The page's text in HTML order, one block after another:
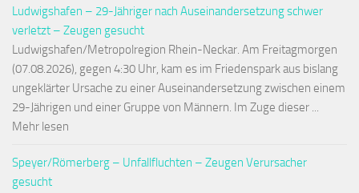
Ludwigshafen – 29-Jähriger nach Auseinandersetzung schwer
verletzt – Zeugen gesucht
Ludwigshafen/Metropolregion Rhein-Neckar. Am Freitagmorgen
(07.08.2026), gegen 4:30 Uhr, kam es im Friedenspark aus bislang
ungeklärter Ursache zu einer Auseinandersetzung zwischen einem
29-Jährigen und einer Gruppe von Männern. Im Zuge dieser ...
Mehr lesen
Speyer/Römerberg – Unfallfluchten – Zeugen Verursacher
gesucht